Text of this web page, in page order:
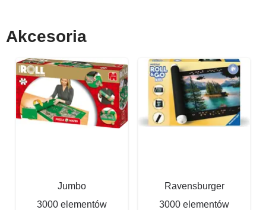
Akcesoria
Jumbo
3000 elementów
Ravensburger
3000 elementów